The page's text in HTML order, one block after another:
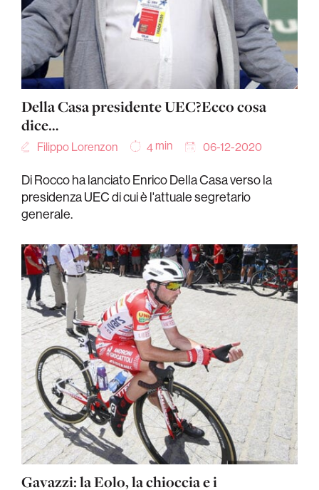
Della Casa presidente UEC?Ecco cosa
dice…
Filippo Lorenzon 4 min 06-12-2020
Di Rocco ha lanciato Enrico Della Casa verso la
presidenza UEC di cui è l'attuale segretario
generale.
Gavazzi: la Eolo, la chioccia e i